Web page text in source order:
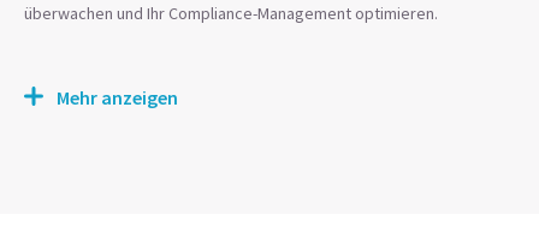
überwachen und Ihr Compliance-Management optimieren.
Mehr anzeigen